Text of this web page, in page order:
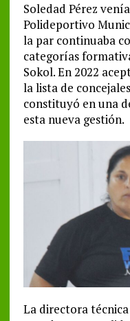
Soledad Pérez
Polideportivo
la par continuaba
categorías
Sokol. En 2022
la lista de
constituyó en una
esta nueva gestión.
La directora técnica